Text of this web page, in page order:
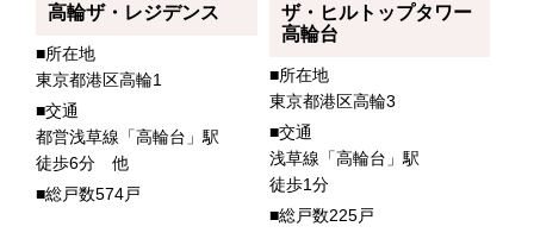
高輪ザ・レジデンス
■所在地
東京都港区高輪1
■交通
都営浅草線「高輪台」駅
徒歩6分 他
■総戸数574戸
ザ・ヒルトップタワー
高輪台
■所在地
東京都港区高輪3
■交通
浅草線「高輪台」駅
徒歩1分
■総戸数225戸